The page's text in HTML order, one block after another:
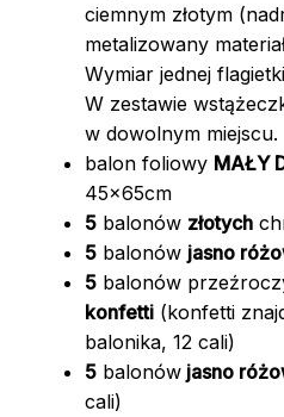
ciemnym złotym
metalizowany
Wymiar jednej
W zestawie
w dowolnym miejscu.
balon foliowy MAŁY
45x65cm
5balonów złotych
5balonów jasno
5balonów
konfetti(konfetti
balonika, 12 cali)
5balonówjasno
cali)